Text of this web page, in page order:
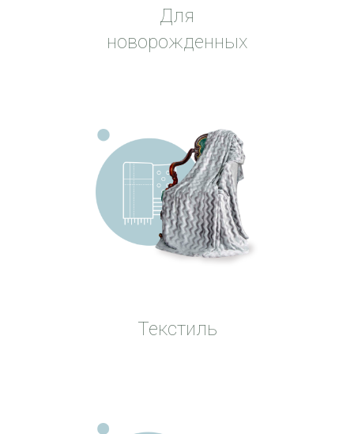
Для
новорожденных
Текстиль